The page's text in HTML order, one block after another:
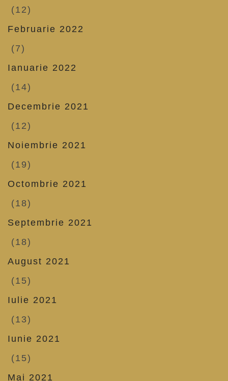
(12)
Februarie 2022
(7)
Ianuarie 2022
(14)
Decembrie 2021
(12)
Noiembrie 2021
(19)
Octombrie 2021
(18)
Septembrie 2021
(18)
August 2021
(15)
Iulie 2021
(13)
Iunie 2021
(15)
Mai 2021